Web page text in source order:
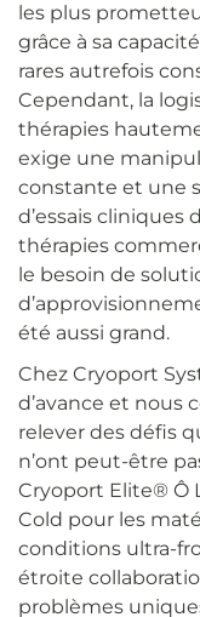
les plus
grâce à sa
rares autrefois
Cependant, la
thérapies
exige une
constante et une
d’essais
thérapies
le besoin de
été aussi grand.
Chez Cryoport
d’avance et nous
relever des défis
n’ont peut-être
Cryoport Elite® Ô
Cold pour les
conditions ultra-
étroite
problèmes